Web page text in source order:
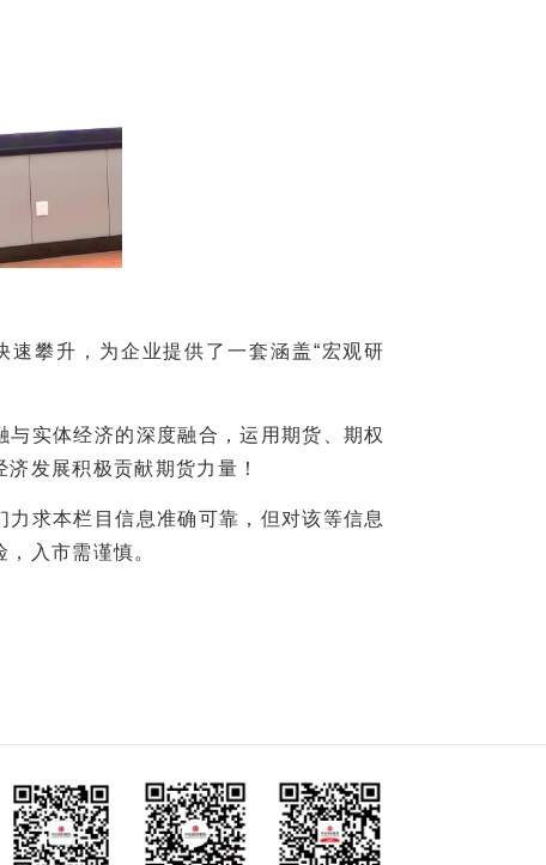
攀升，为企业提供了一套涵盖“宏观研
实体经济的深度融合，运用期货、期权
发展积极贡献期货力量！
求本栏目信息准确可靠，但对该等信息
入市需谨慎。